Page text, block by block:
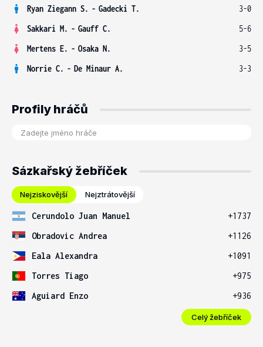
Ryan Ziegann S. - Gadecki T.
3-0
Sakkari M. - Gauff C.
5-6
Mertens E. - Osaka N.
3-5
Norrie C. - De Minaur A. 3-3
Profily hráčů
Sázkařský žebříček
Nejziskovější Nejztrátovější
Cerundolo Juan Manuel
+1737
Obradovic Andrea
+1126
Eala Alexandra
+1091
Torres Tiago
+975
Aguiard Enzo
+936
Celý žebříček